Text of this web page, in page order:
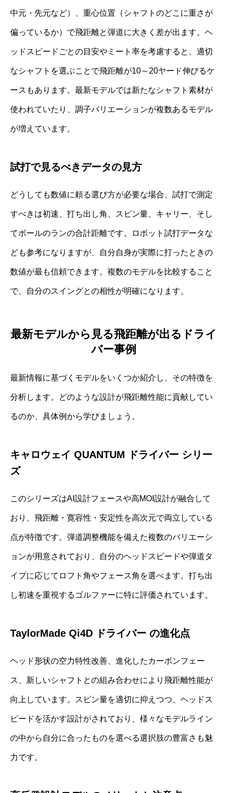
中元・先元など）、重心位置（シャフトのどこに重さが
偏っているか）で飛距離と弾道に大きく差が出ます。ヘ
ッドスピードごとの目安やミート率を考慮すると、適切
なシャフトを選ぶことで飛距離が10～20ヤード伸びるケ
ースもあります。最新モデルでは新たなシャフト素材が
使われていたり、調子バリエーションが複数あるモデル
が増えています。
試打で見るべきデータの見方
どうしても数値に頼る選び方が必要な場合、試打で測定
すべきは初速、打ち出し角、スピン量、キャリー、そし
てボールのランの合計距離です。ロボット試打データな
ども参考になりますが、自分自身が実際に打ったときの
数値が最も信頼できます。複数のモデルを比較すること
で、自分のスイングとの相性が明確になります。
最新モデルから見る飛距離が出るドライ
バー事例
最新情報に基づくモデルをいくつか紹介し、その特徴を
分析します。どのような設計が飛距離性能に貢献してい
るのか、具体例から学びましょう。
キャロウェイ QUANTUM ドライバー シリー
ズ
このシリーズはAI設計フェースや高MOI設計が融合して
おり、飛距離・寛容性・安定性を高次元で両立している
点が特徴です。弾道調整機能を備えた複数のバリエーシ
ョンが用意されており、自分のヘッドスピードや弾道タ
イプに応じてロフト角やフェース角を選べます。打ち出
し初速を重視するゴルファーに特に評価されています。
TaylorMade Qi4D ドライバー の進化点
ヘッド形状の空力特性改善、進化したカーボンフェー
ス、新しいシャフトとの組み合わせにより飛距離性能が
向上しています。スピン量を適切に抑えつつ、ヘッドス
ピードを活かす設計がされており、様々なモデルライン
の中から自分に合ったものを選べる選択肢の豊富さも魅
力です。